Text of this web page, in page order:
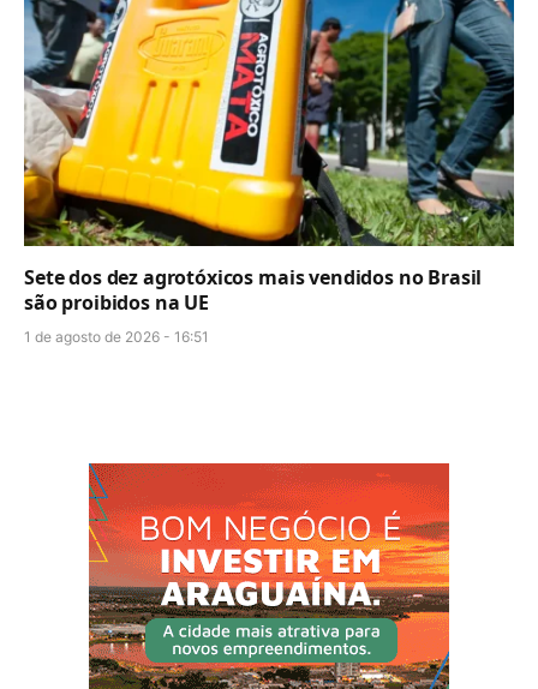
Sete dos dez agrotóxicos mais vendidos no Brasil
são proibidos na UE
1 de agosto de 2026 - 16:51